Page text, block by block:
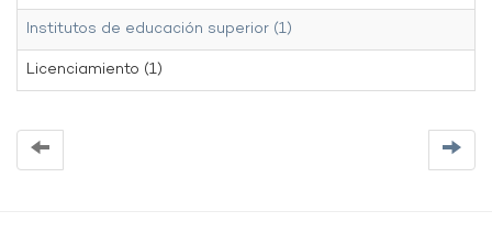
Institutos de educación superior (1)
Licenciamiento (1)